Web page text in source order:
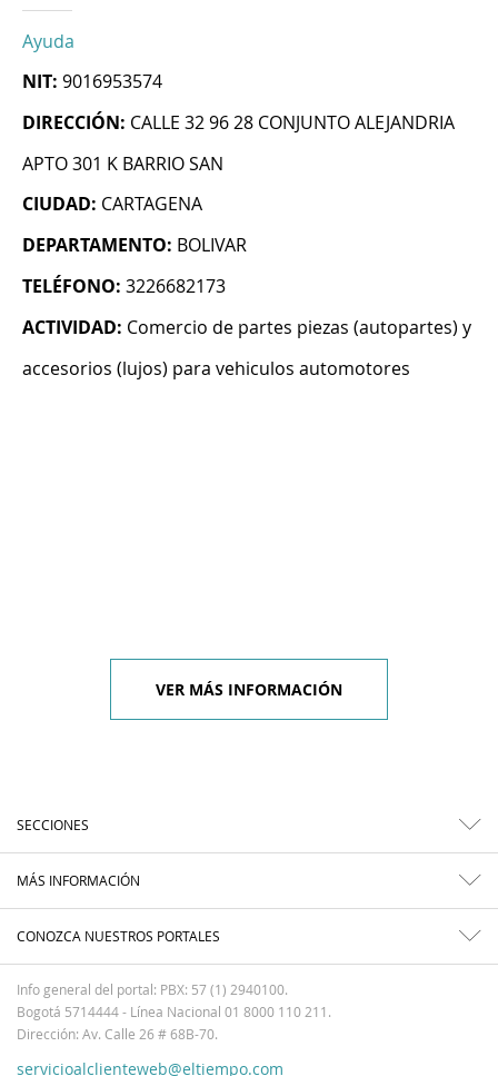
Ayuda
NIT: 9016953574
DIRECCIÓN: CALLE 32 96 28 CONJUNTO ALEJANDRIA
APTO 301 K BARRIO SAN
CIUDAD: CARTAGENA
DEPARTAMENTO: BOLIVAR
TELÉFONO: 3226682173
ACTIVIDAD: Comercio de partes piezas (autopartes) y
accesorios (lujos) para vehiculos automotores
VER MÁS INFORMACIÓN
SECCIONES
MÁS INFORMACIÓN
CONOZCA NUESTROS PORTALES
Info general del portal: PBX: 57 (1) 2940100.
Bogotá 5714444 - Línea Nacional 01 8000 110 211.
Dirección: Av. Calle 26 # 68B-70.
servicioalclienteweb@eltiempo.com